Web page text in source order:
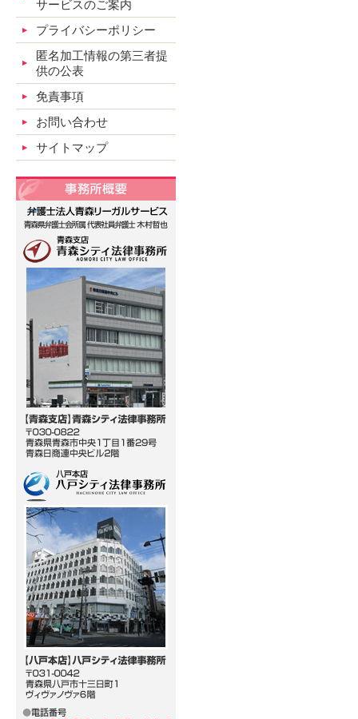
サービスのご案内
プライバシーポリシー
匿名加工情報の第三者提
供の公表
免責事項
お問い合わせ
サイトマップ